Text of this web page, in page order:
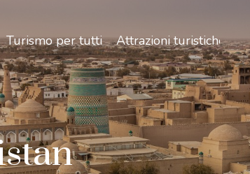
Turismo per tutti Attrazioni turistiche